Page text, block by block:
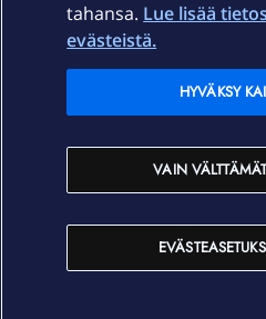
Ajankohtaista
Elisa Oyj
In English
tahansa. Lue lisää
evästeistä.
VAIN
HYVÄKSY